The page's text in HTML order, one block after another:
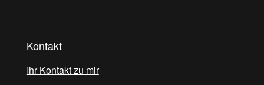
Kontakt
Ihr Kontakt zu mir